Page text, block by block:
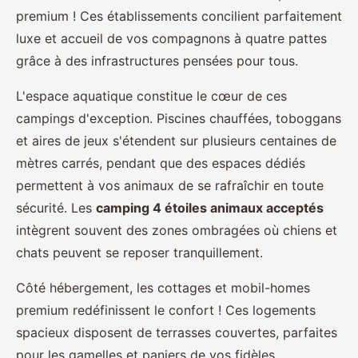
premium ! Ces établissements concilient parfaitement
luxe et accueil de vos compagnons à quatre pattes
grâce à des infrastructures pensées pour tous.
L'espace aquatique constitue le cœur de ces
campings d'exception. Piscines chauffées, toboggans
et aires de jeux s'étendent sur plusieurs centaines de
mètres carrés, pendant que des espaces dédiés
permettent à vos animaux de se rafraîchir en toute
sécurité. Les camping 4 étoiles animaux acceptés
intègrent souvent des zones ombragées où chiens et
chats peuvent se reposer tranquillement.
Côté hébergement, les cottages et mobil-homes
premium redéfinissent le confort ! Ces logements
spacieux disposent de terrasses couvertes, parfaites
pour les gamelles et paniers de vos fidèles